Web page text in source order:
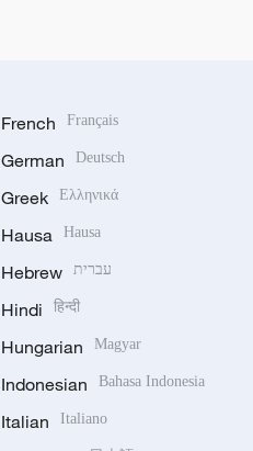
French Français
German Deutsch
Greek Ελληνικά
Hausa Hausa
Hebrew עברית
Hindi हिन्दी
Hungarian Magyar
Indonesian Bahasa Indonesia
Italian Italiano